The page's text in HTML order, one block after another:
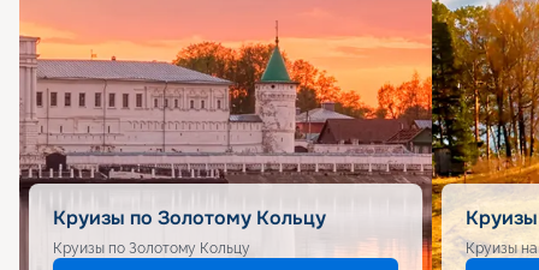
Круизы по Золотому Кольцу
Круизы по Золотому Кольцу Круизы